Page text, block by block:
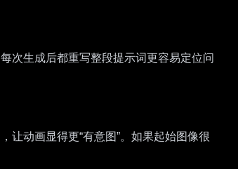
次生成后都重写整段提示词更容易定位问
让动画显得更“有意图”。如果起始图像很